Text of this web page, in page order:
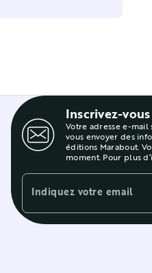
Inscrivez-
Votre adresse e-
vous envoyer des
éditions Marabout.
moment. Pour plus
Indiquez votre email